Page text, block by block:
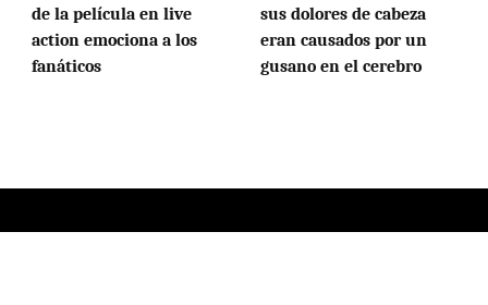
de la película en live
action emociona a los
fanáticos
sus dolores de cabeza
eran causados por un
gusano en el cerebro